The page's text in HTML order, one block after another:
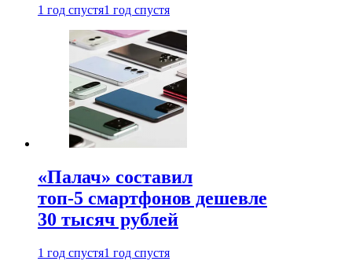
1 год спустя1 год спустя
«Палач» составил
топ-5 смартфонов дешевле
30 тысяч рублей
1 год спустя1 год спустя